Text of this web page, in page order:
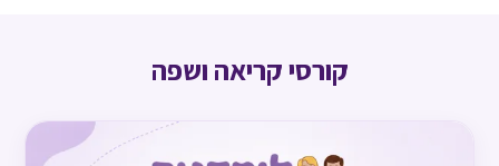
קורסי קריאה ושפה